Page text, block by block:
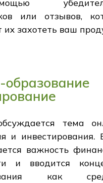
или отзывов,
их захотеть ваш
тема
и инвестирования.
важность
и вводится
как